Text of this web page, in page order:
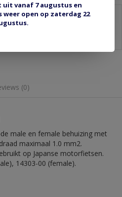
(0)
male en female behuizing met
maximaal 1.0 mm2.
op Japanse motorfietsen.
14303-00 (female).
uit vanaf 7 augustus en
weer open op zaterdag 22